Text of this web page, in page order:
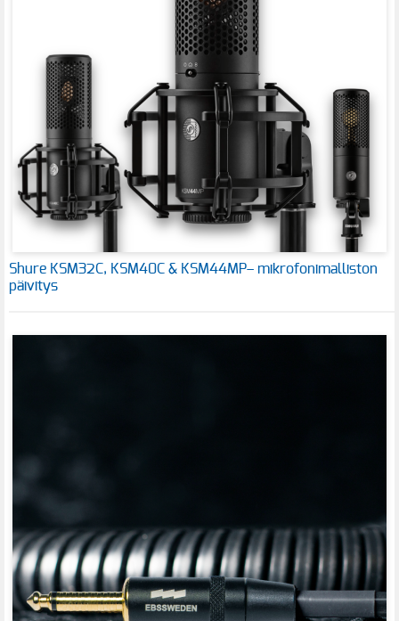
Shure KSM32C, KSM40C & KSM44MP– mikrofonimalliston
päivitys